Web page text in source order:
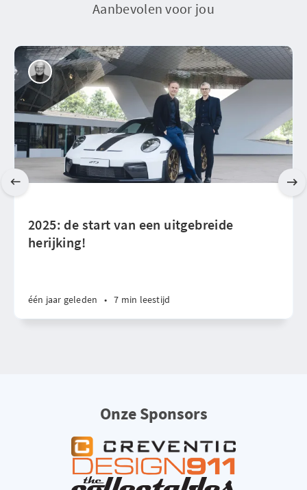
Aanbevolen voor jou
2025: de start van een uitgebreide
herijking!
één jaar geleden • 7 min leestijd
Onze Sponsors